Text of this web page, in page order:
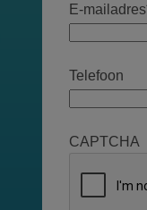
E-mailadres
Telefoon
CAPTCHA